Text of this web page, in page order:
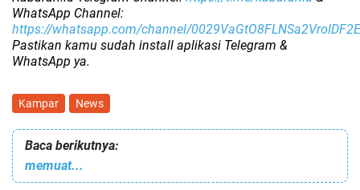
WhatsApp Channel:
https://whatsapp.com/channel/0029VaGtO8FLNSa2VroIDF2E
Pastikan kamu sudah install aplikasi Telegram &
WhatsApp ya.
Kampar News
Baca berikutnya:
memuat...